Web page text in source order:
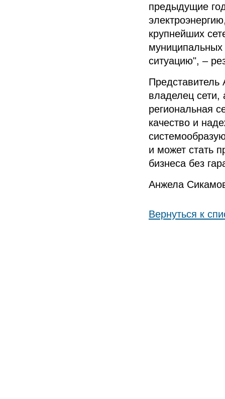
предыдущие
крупнейших
муниципальных
ситуацию", –
Представитель
владелец сети,
региональная
качество и
и может стать
бизнеса без
Анжела
Вернуться к